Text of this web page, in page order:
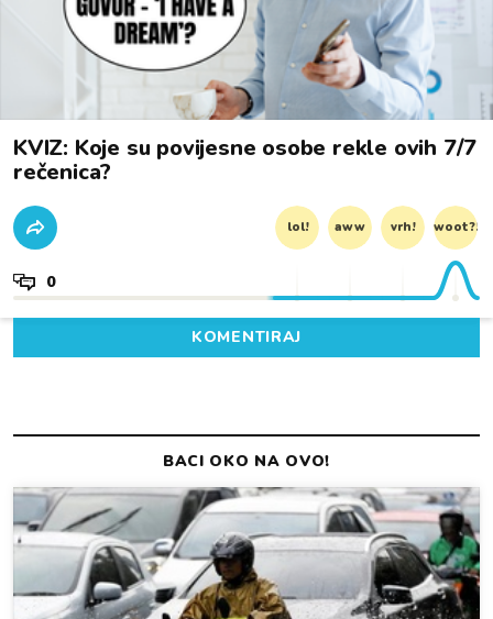
KVIZ: Koje su povijesne osobe rekle ovih 7/7
rečenica?
lol! aww vrh! woot?!
0
KOMENTIRAJ